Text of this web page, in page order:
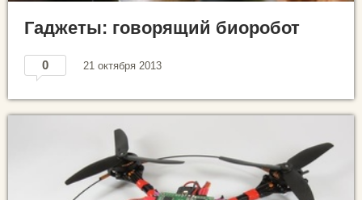
Гаджеты: говорящий биоробот
0 21 октября 2013